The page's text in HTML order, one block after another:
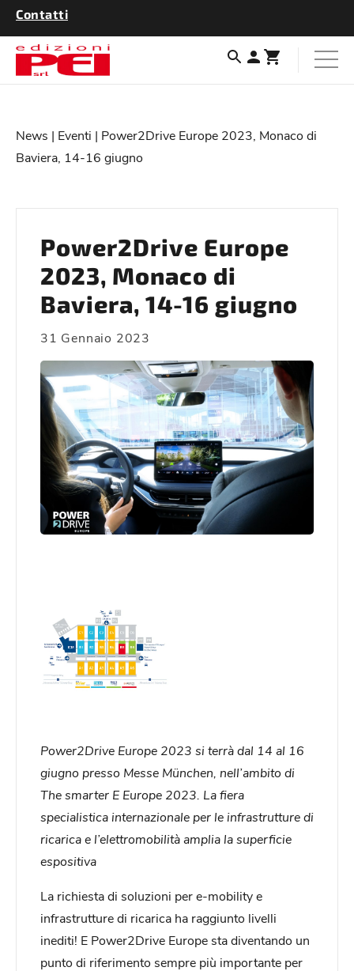
Contatti
News | Eventi | Power2Drive Europe 2023, Monaco di
Baviera, 14-16 giugno
Power2Drive Europe
2023, Monaco di
Baviera, 14-16 giugno
31 Gennaio 2023
Power2Drive Europe 2023 si terrà dal 14 al 16
giugno presso Messe München, nell’ambito di
The smarter E Europe 2023. La fiera
specialistica internazionale per le infrastrutture di
ricarica e l’elettromobilità amplia la superficie
espositiva
La richiesta di soluzioni per e-mobility e
infrastrutture di ricarica ha raggiunto livelli
inediti! E Power2Drive Europe sta diventando un
punto di riferimento sempre più importante per